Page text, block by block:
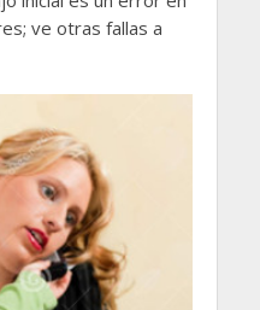
ve otras fallas a